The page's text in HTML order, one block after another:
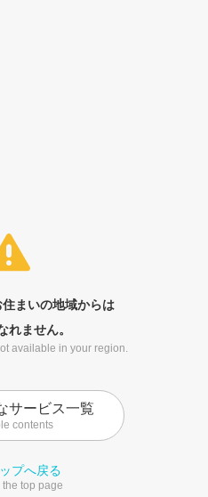
まいの地域からは
れません。
available in your region.
サービス一覧
contents
プへ戻る
the top page